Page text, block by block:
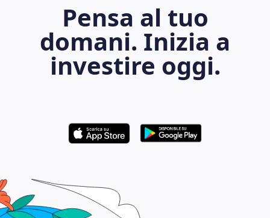
Pensa al tuo
domani. Inizia a
investire oggi.